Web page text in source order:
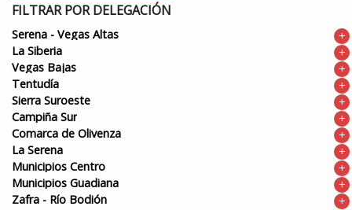
FILTRAR POR DELEGACIÓN